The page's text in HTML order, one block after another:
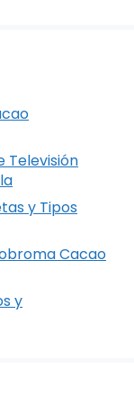
Televisión
y Tipos
Cacao
y